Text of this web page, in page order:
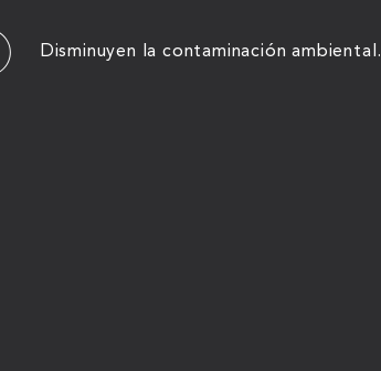
Disminuyen la contaminación ambiental.